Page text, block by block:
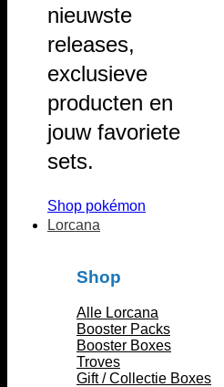
nieuwste
releases,
exclusieve
producten en
jouw favoriete
sets.
Shop pokémon
Lorcana
Shop
Alle Lorcana
Booster Packs
Booster Boxes
Troves
Gift / Collectie Boxes